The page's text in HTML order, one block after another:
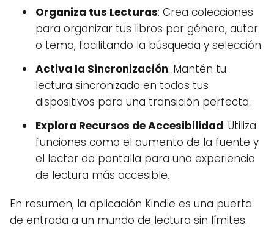
Organiza tus Lecturas: Crea colecciones
para organizar tus libros por género, autor
o tema, facilitando la búsqueda y selección.
Activa la Sincronización: Mantén tu
lectura sincronizada en todos tus
dispositivos para una transición perfecta.
Explora Recursos de Accesibilidad: Utiliza
funciones como el aumento de la fuente y
el lector de pantalla para una experiencia
de lectura más accesible.
En resumen, la aplicación Kindle es una puerta
de entrada a un mundo de lectura sin límites.